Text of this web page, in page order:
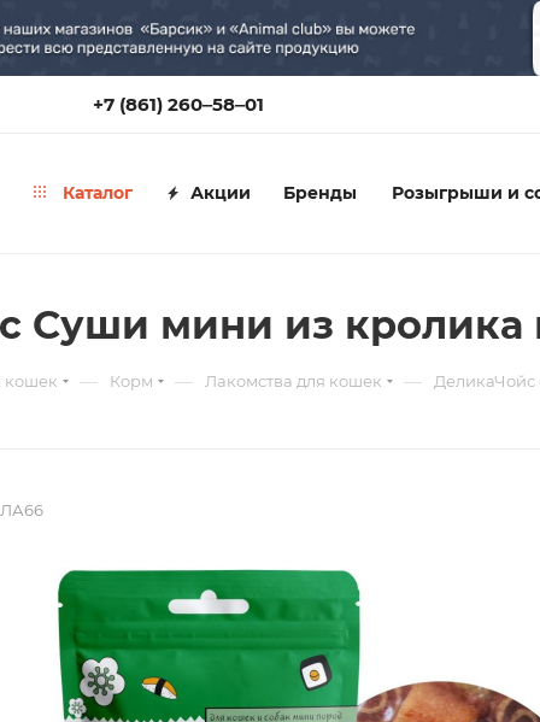
+7 (861) 260‒58‒01
Каталог Акции Бренды Розыгрыши и
Суши мини из кролика
кошек — Корм — Лакомства для кошек — ДеликаЧойс
ЛА66